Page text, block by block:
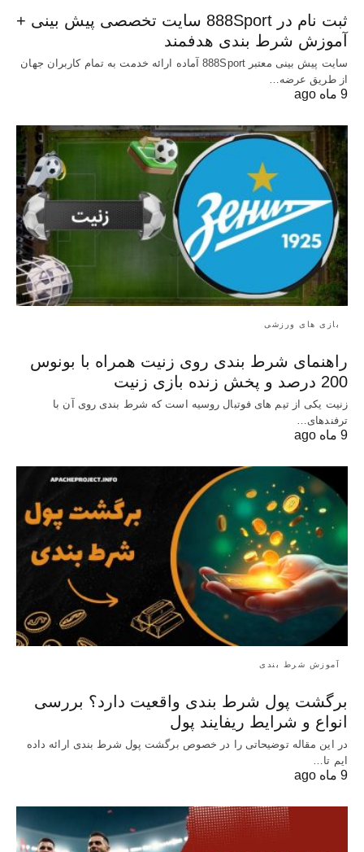
ثبت نام در 888Sport سایت تخصصی پیش بینی +
آموزش شرط بندی هدفمند
سایت پیش بینی معتبر 888Sport آماده ارائه خدمت به تمام کاربران جهان
از طریق عرضه…
9 ماه ago
بازی های ورزشی
راهنمای شرط بندی روی زنیت همراه با بونوس
200 درصد و پخش زنده بازی زنیت
زنیت یکی از تیم های فوتبال روسیه است که شرط بندی روی آن با
ترفندهای…
9 ماه ago
آموزش شرط بندی
برگشت پول شرط بندی واقعیت دارد؟ بررسی
انواع و شرایط ریفایند پول
در این مقاله توضیحاتی را در خصوص برگشت پول شرط بندی ارائه داده
ایم تا…
9 ماه ago